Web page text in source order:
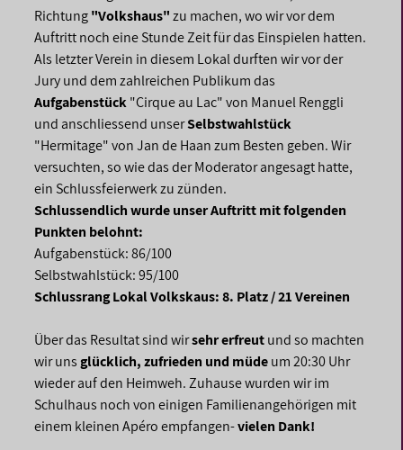
Richtung"Volkshaus"zu machen, wo wir vor dem
Auftritt noch eine Stunde Zeit für das Einspielen hatten.
Als letzter Verein in diesem Lokal durften wir vor der
Jury und dem zahlreichen Publikum das
Aufgabenstück"Cirque au Lac" von Manuel Renggli
und anschliessend unserSelbstwahlstück
"Hermitage" von Jan de Haan zum Besten geben. Wir
versuchten, so wie das der Moderator angesagt hatte,
ein Schlussfeierwerk zu zünden.
Schlussendlich wurde unser Auftritt mit folgenden
Punkten belohnt:
Aufgabenstück: 86/100
Selbstwahlstück: 95/100
Schlussrang Lokal Volkskaus: 8. Platz / 21 Vereinen
Über das Resultat sind wirsehr erfreutund so machten
wir unsglücklich, zufrieden und müdeum 20:30 Uhr
wieder auf den Heimweh. Zuhause wurden wir im
Schulhaus noch von einigen Familienangehörigen mit
einem kleinen Apéro empfangen-vielen Dank!